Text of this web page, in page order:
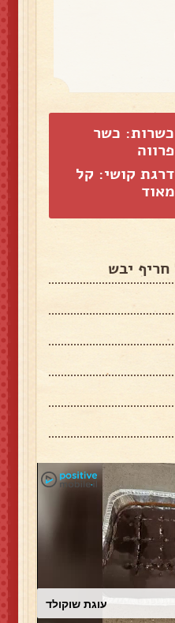
כשרות: כשר
פרווה
דרגת קושי: קל
מאוד
עוגת שוקולד